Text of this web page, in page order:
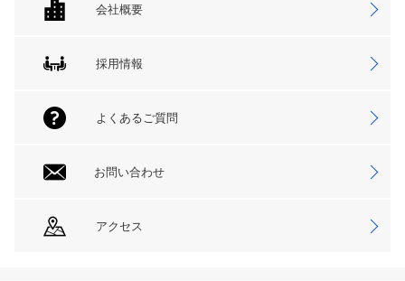
会社概要
採用情報
よくあるご質問
お問い合わせ
アクセス